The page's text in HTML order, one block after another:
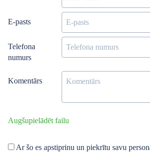
E-pasts
Telefona
numurs
Komentārs
Augšupielādēt failu
Ar šo es apstiprinu un piekrītu savu